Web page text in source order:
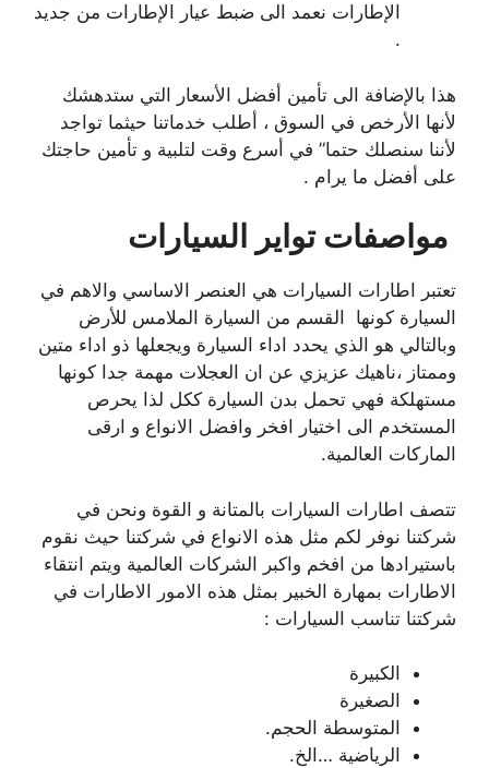
الإطارات نعمد الى ضبط عيار الإطارات من جديد
.
هذا بالإضافة الى تأمين أفضل الأسعار التي ستدهشك
لأنها الأرخص في السوق ، أطلب خدماتنا حيثما تواجد
لأننا سنصلك حتما” في أسرع وقت لتلبية و تأمين حاجتك
على أفضل ما يرام .
مواصفات تواير السيارات
تعتبر اطارات السيارات هي العنصر الاساسي والاهم في
السيارة كونها القسم من السيارة الملامس للأرض
وبالتالي هو الذي يحدد اداء السيارة ويجعلها ذو اداء متين
وممتاز ،ناهيك عزيزي عن ان العجلات مهمة جدا كونها
مستهلكة فهي تحمل بدن السيارة ككل لذا يحرص
المستخدم الى اختيار افخر وافضل الانواع و ارقى
الماركات العالمية.
تتصف اطارات السيارات بالمتانة و القوة ونحن في
شركتنا نوفر لكم مثل هذه الانواع في شركتنا حيث نقوم
باستيرادها من افخم واكبر الشركات العالمية ويتم انتقاء
الاطارات بمهارة الخبير بمثل هذه الامور الاطارات في
شركتنا تناسب السيارات :
الكبيرة
الصغيرة
المتوسطة الحجم.
الرياضية …الخ.